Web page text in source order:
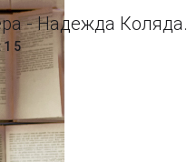
- Надежда Коляда.